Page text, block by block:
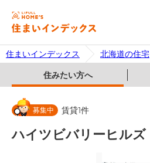
住まいインデックス 北海道の住宅
住みたい方へ
募集中 賃貸1件
ハイツビバリーヒルズ